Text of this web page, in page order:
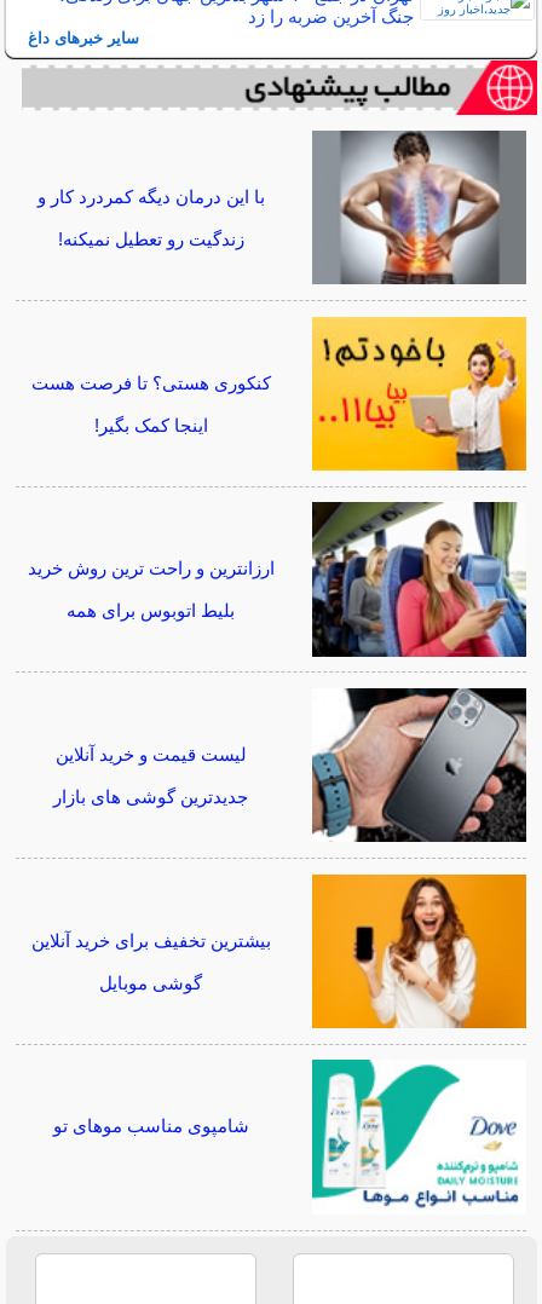
جنگ آخرین ضربه را زد
سایر خبرهای داغ
با این درمان دیگه کمردرد کار و
زندگیت رو تعطیل نمیکنه!
کنکوری هستی؟ تا فرصت هست
اینجا کمک بگیر!
ارزانترین و راحت ترین روش خرید
بلیط اتوبوس برای همه
لیست قیمت و خرید آنلاین
جدیدترین گوشی های بازار
بیشترین تخفیف برای خرید آنلاین
گوشی موبایل
شامپوی مناسب موهای تو